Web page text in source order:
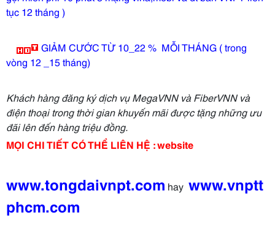
tục 12 tháng )
GIẢM CƯỚC TỪ 10_22 % MỖI THÁNG ( trong
vòng 12 _15 tháng)
Khách hàng đăng ký dịch vụ MegaVNN và FiberVNN và
điện thoại trong thời gian khuyến mãi được tặng những ưu
đãi lên đến hàng triệu đồng.
MỌI CHI TIẾT CÓ THỂ LIÊN HỆ : website
www.tongdaivnpt.com hay www.vnptt
phcm.com